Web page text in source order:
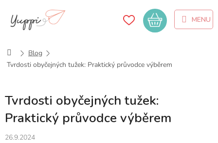
obsah
Nákupní
košík
DomůBlog
Tvrdosti obyčejných tužek: Praktický průvodce výběrem
Tvrdosti obyčejných tužek:
Praktický průvodce výběrem
26.9.2024